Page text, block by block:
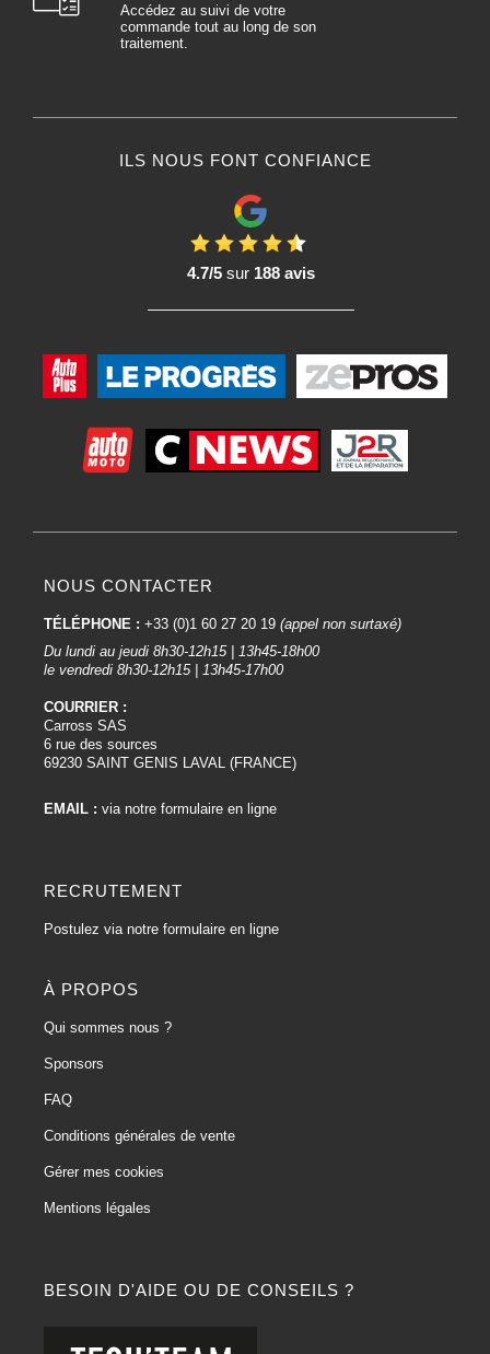
Accédez au suivi de votre
commande tout au long de son
traitement.
ILS NOUS FONT CONFIANCE
4.7/5sur 188 avis
BESOIN D'AIDE OU DE CONSEILS ?
NOUS CONTACTER
TÉLÉPHONE : +33 (0)1 60 27 20 19 (appel non surtaxé)
Du lundi au jeudi 8h30-12h15 | 13h45-18h00
le vendredi 8h30-12h15 | 13h45-17h00
COURRIER :
Carross SAS
6 rue des sources
69230 SAINT GENIS LAVAL (FRANCE)
EMAIL : via notre formulaire en ligne
RECRUTEMENT
Postulez via notre formulaire en ligne
À PROPOS
Qui sommes nous ?
Sponsors
FAQ
Conditions générales de vente
Gérer mes cookies
Mentions légales